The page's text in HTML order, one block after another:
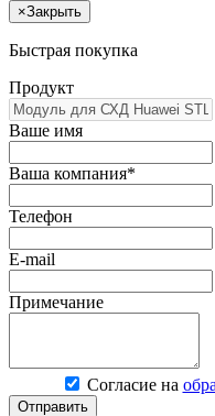
×Закрыть
Быстрая покупка
Продукт
Ваше имя
Ваша компания*
Телефон
E-mail
Примечание
Согласие на
Отправить